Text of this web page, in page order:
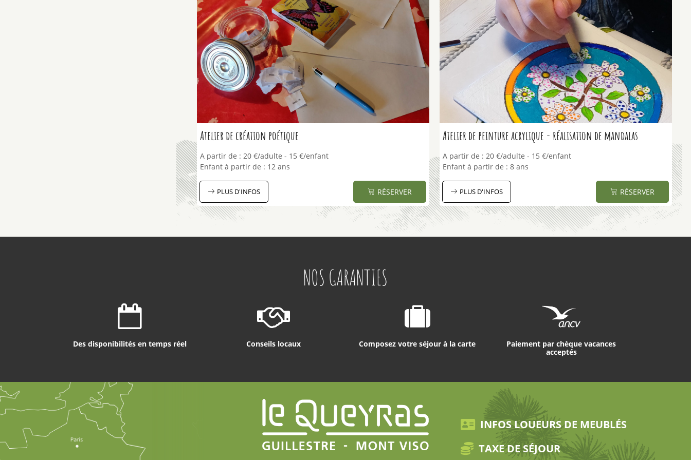
Atelier de création poétique
A partir de : 20 €/adulte 15 €/enfant
Enfant à partir de : 12 ans
PLUS D'INFOS RÉSERVER
Atelier de peinture acrylique - réalisation de mandalas
A partir de : 20 €/adulte 15 €/enfant
Enfant à partir de : 8 ans
PLUS D'INFOS RÉSERVER
NOS GARANTIES
Des disponibilités en temps réel Conseils locaux Composez votre séjour à la carte
Paiement par chèque vacances
acceptés
INFOS LOUEURS DE MEUBLÉS
TAXE DE SÉJOUR